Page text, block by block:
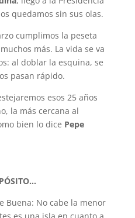
quedamos sin sus olas.
cumplimos la peseta
más. La vida se va
al doblar la esquina, se
pasan rápido.
esos 25 años
la más cercana al
bien lo dice Pepe
..
Buena: No cabe la menor